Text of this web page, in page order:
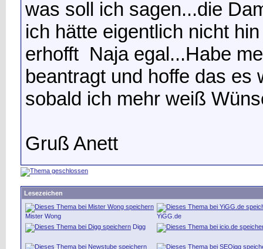
was soll ich sagen...die
ich hätte eigentlich nicht
erhofft Naja egal...Habe
beantragt und hoffe das es
sobald ich mehr weiß
Gruß Anett
Lesezeichen
Mister Wong
YiGG.de
Digg